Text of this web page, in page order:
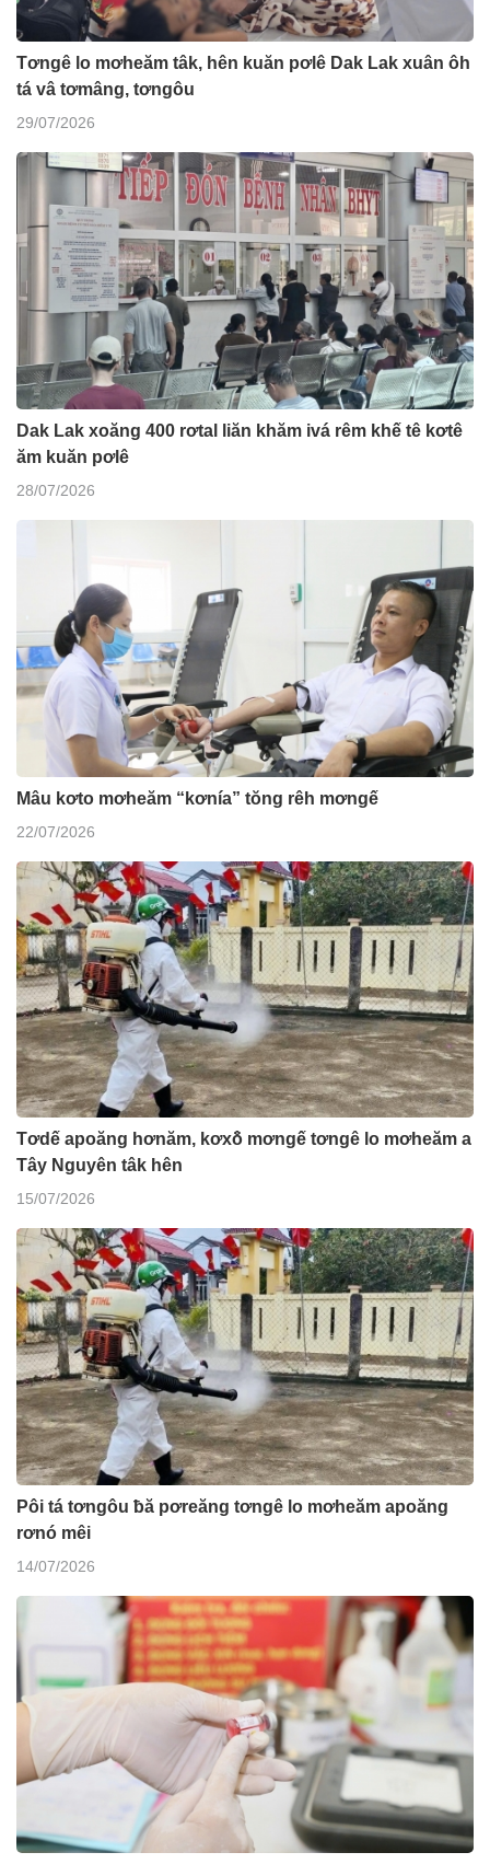
Tơngê lo mơheăm tâk, hên kuăn pơlê Dak Lak xuân ôh
tá vâ tơmâng, tơngôu
29/07/2026
Dak Lak xoăng 400 rơtal liăn khăm ivá rêm khế tê kơtê
ăm kuăn pơlê
28/07/2026
Mâu kơto mơheăm “kơnía” tŏng rêh mơngế
22/07/2026
Tơdế apoăng hơnăm, kơxô̆ mơngế tơngê lo mơheăm a
Tây Nguyên tâk hên
15/07/2026
Pôi tá tơngôu ƀă pơreăng tơngê lo mơheăm apoăng
rơnó mêi
14/07/2026